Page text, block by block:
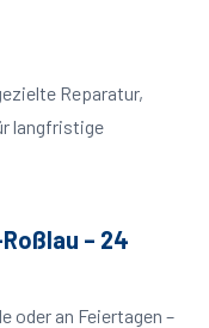
Reparatur,
langfristige
– 24
oder an Feiertagen –